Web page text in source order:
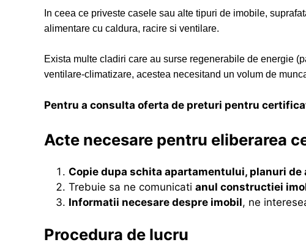
In ceea ce priveste casele sau alte tipuri de imobile,
alimentare cu caldura, racire si ventilare.
Exista multe cladiri care au surse regenerabile de energie
ventilare-climatizare, acestea necesitand un volum de
Pentru a consulta oferta de preturi pentru
Acte necesare pentru eliberarea
Copie dupa schita apartamentului, planuri de
Trebuie sa ne comunicati anul constructiei
Informatii necesare despre imobil, ne
Procedura de lucru